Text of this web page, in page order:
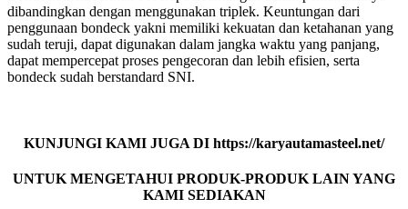
dibandingkan dengan menggunakan triplek. Keuntungan dari
penggunaan bondeck yakni memiliki kekuatan dan ketahanan yang
sudah teruji, dapat digunakan dalam jangka waktu yang panjang,
dapat mempercepat proses pengecoran dan lebih efisien, serta
bondeck sudah berstandard SNI.
KUNJUNGI KAMI JUGA DI https://karyautamasteel.net/
UNTUK MENGETAHUI PRODUK-PRODUK LAIN YANG
KAMI SEDIAKAN